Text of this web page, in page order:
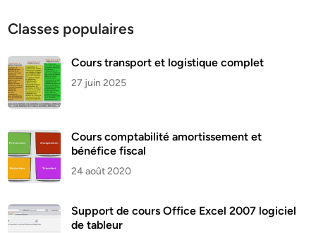
Classes populaires
Cours transport et logistique complet
27 juin 2025
Cours comptabilité amortissement et
bénéfice fiscal
24 août 2020
Support de cours Office Excel 2007 logiciel
de tableur